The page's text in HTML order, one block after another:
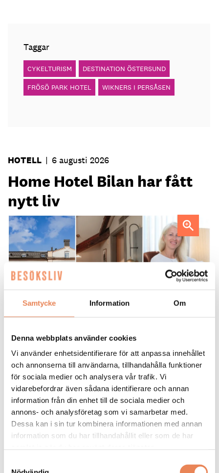
Samtycke Information Om
Denna webbplats använder cookies
Vi använder enhetsidentifierare för att anpassa innehållet
och annonserna till användarna, tillhandahålla funktioner
för sociala medier och analysera vår trafik. Vi
vidarebefordrar även sådana identifierare och annan
information från din enhet till de sociala medier och
annons- och analysföretag som vi samarbetar med.
Dessa kan i sin tur kombinera informationen med annan
information som du har tillhandahållit eller som de har
Taggar
CYKELTURISM DESTINATION ÖSTERSUND
FRÖSÖ PARK HOTEL WIKNERS I PERSÅSEN
HOTELL | 6 augusti 2026
Home Hotel Bilan har fått
nytt liv
Anna Sundenhammar, General Manager på Home Hotel
Bilan.
NYHETER. Komfortkyla i hela
byggnaden och en tydligare koppling
till historien. Efter en omfattande
renovering har Home Hotel Bilan i
Karlstad moderniserats – utan att
tappa sin särprägel som tidigare
fängelse.
klar, efter ett halvårs intensivt arbete, till en